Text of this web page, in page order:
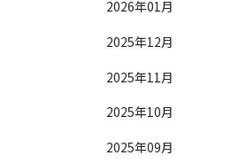
2026年01月
2025年12月
2025年11月
2025年10月
2025年09月